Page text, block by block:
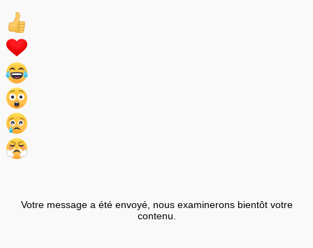
Votre message a été envoyé, nous examinerons bientôt votre
contenu.